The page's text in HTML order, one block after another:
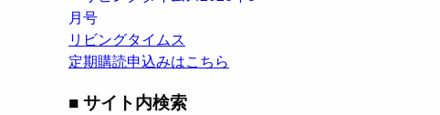
リビングタイムス
定期購読申込みはこちら
■ サイト内検索